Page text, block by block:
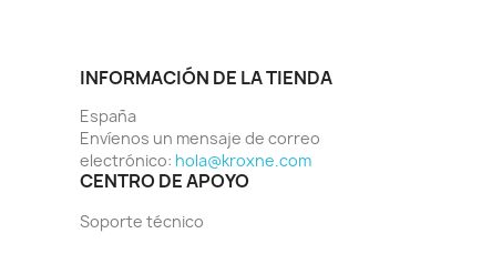
INFORMACIÓN DE LA TIENDA
España
Envíenos un mensaje de correo
electrónico: hola@kroxne.com
CENTRO DE APOYO
Soporte técnico